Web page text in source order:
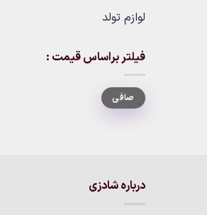
لوازم تولد
فیلتر براساس قیمت :
حداقل
قیمت
حداكثر
قيمتصافی
درباره شادزی